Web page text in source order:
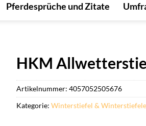
Pferdesprüche und Zitate
HKM
Artikelnummer: 4057052505676
Kategorie: Winterstiefel &